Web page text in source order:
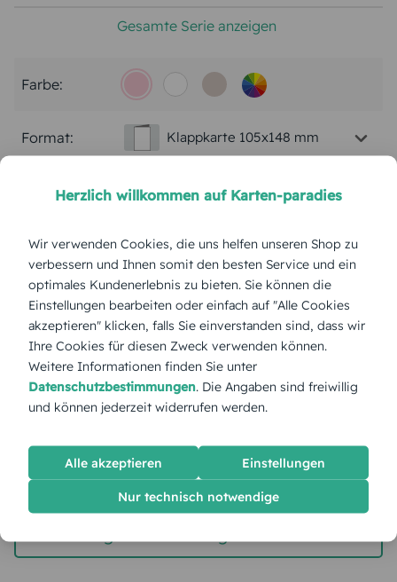
Gesamte Serie anzeigen
Farbe:
Format: Klappkarte 105x148 mm
Papierart: Bilderdruck
Menge:
Stückpreis: 2,60 €
Gesamtpreis: 65,00 € Inkl. MwSt. zzgl. Versand
Unsere Techniker wurden informiert. Versuchen Sie es
später erneut.
Herzlich willkommen auf Karten-paradies
Wir verwenden Cookies, die uns helfen unseren Shop zu
verbessern und Ihnen somit den besten Service und ein
optimales Kundenerlebnis zu bieten. Sie können die
Einstellungen bearbeiten oder einfach auf "Alle Cookies
akzeptieren" klicken, falls Sie einverstanden sind, dass wir
Ihre Cookies für diesen Zweck verwenden können.
Weitere Informationen finden Sie unter
Datenschutzbestimmungen. Die Angaben sind freiwillig
und können jederzeit widerrufen werden.
Alle akzeptieren Einstellungen
Nur technisch notwendige